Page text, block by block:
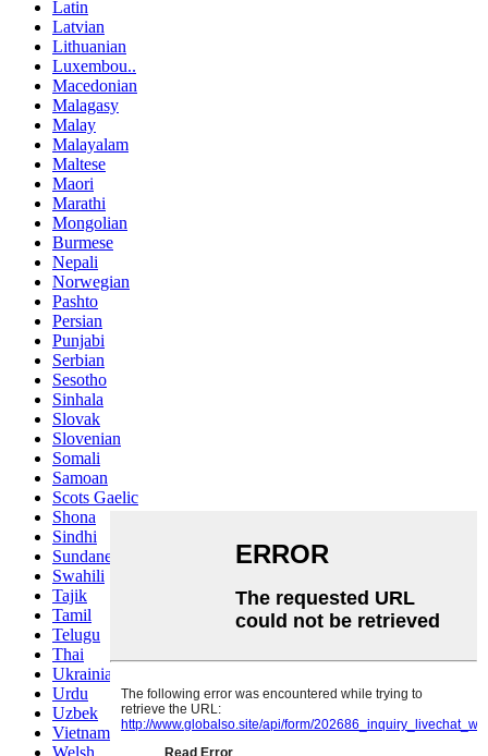
Latin
Latvian
Lithuanian
Luxembou..
Macedonian
Malagasy
Malay
Malayalam
Maltese
Maori
Marathi
Mongolian
Burmese
Nepali
Norwegian
Pashto
Persian
Punjabi
Serbian
Sesotho
Sinhala
Slovak
Slovenian
Somali
Samoan
Scots Gaelic
Shona
Sindhi
Sundanese
Swahili
Tajik
Tamil
Telugu
Thai
Ukrainian
Urdu
Uzbek
Vietnamese